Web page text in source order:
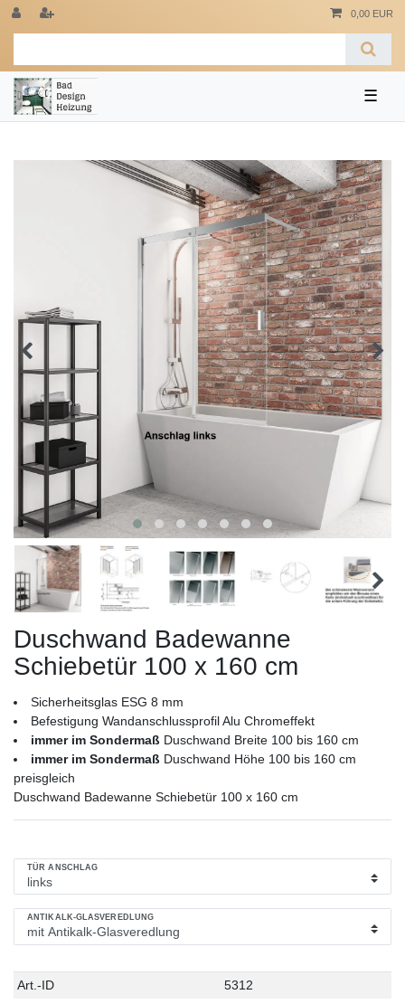
0,00 EUR
☰
Duschwand Badewanne
Schiebetür 100 x 160 cm
Sicherheitsglas ESG 8 mm
Befestigung Wandanschlussprofil Alu Chromeffekt
immer im Sondermaß Duschwand Breite 100 bis 160 cm
immer im Sondermaß Duschwand Höhe 100 bis 160 cm
preisgleich
Duschwand Badewanne Schiebetür 100 x 160 cm
TÜR ANSCHLAG
ANTIKALK-GLASVEREDLUNG
Technisches
Wert
Art.-ID 5312